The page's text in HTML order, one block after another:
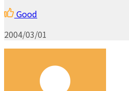
Good
2004/03/01